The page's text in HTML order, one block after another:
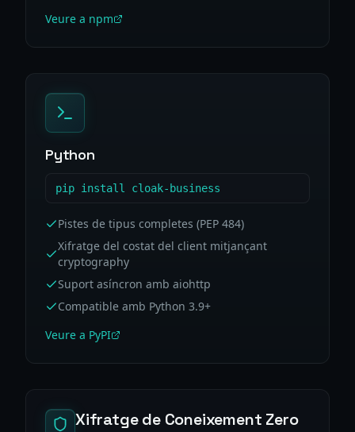
Veure a npm
Python
pip install cloak-business
Pistes de tipus completes (PEP 484)
Xifratge del costat del client mitjançant
cryptography
Suport asíncron amb aiohttp
Compatible amb Python 3.9+
Veure a PyPI
Xifratge de Coneixement Zero